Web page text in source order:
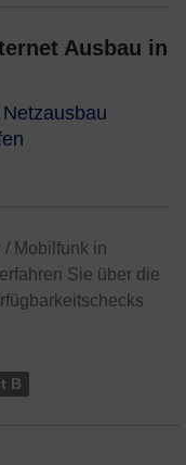
Ausbau in
/ Mobilfunk in
Sie über die
B